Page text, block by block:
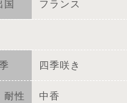
国 フランス
四季咲き
耐性 中香